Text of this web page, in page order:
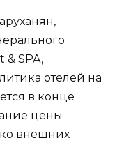
& SPA,
отелей на
в конце
цены
внешних